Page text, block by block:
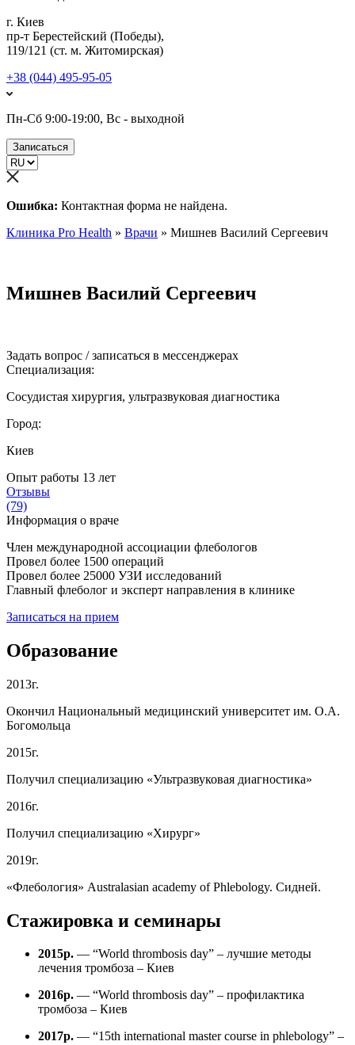
г. Киев
пр-т Берестейский (Победы),
119/121 (ст. м. Житомирская)
+38 (044) 495-95-05
Пн-Сб 9:00-19:00, Вс - выходной
Записаться
Ошибка: Контактная форма не найдена.
Клиника Pro Health » Врачи » Мишнев Василий Сергеевич
Мишнев Василий Сергеевич
Задать вопрос / записаться в мессенджерах
Специализация:
Сосудистая хирургия, ультразвуковая диагностика
Город:
Киев
Опыт работы 13 лет
Отзывы
(79)
Информация о враче
Член международной ассоциации флебологов
Провел более 1500 операций
Провел более 25000 УЗИ исследований
Главный флеболог и эксперт направления в клинике
Записаться на прием
Образование
2013г.
Окончил Национальный медицинский университет им. О.А.
Богомольца
2015г.
Получил специализацию «Ультразвуковая диагностика»
2016г.
Получил специализацию «Хирург»
2019г.
«Флебология» Australasian academy of Phlebology. Сидней.
Стажировка и семинары
2015р. — “World thrombosis day” – лучшие методы
лечения тромбоза – Киев
2016р. — “World thrombosis day” – профилактика
тромбоза – Киев
2017р. — “15th international master course in phlebology” –